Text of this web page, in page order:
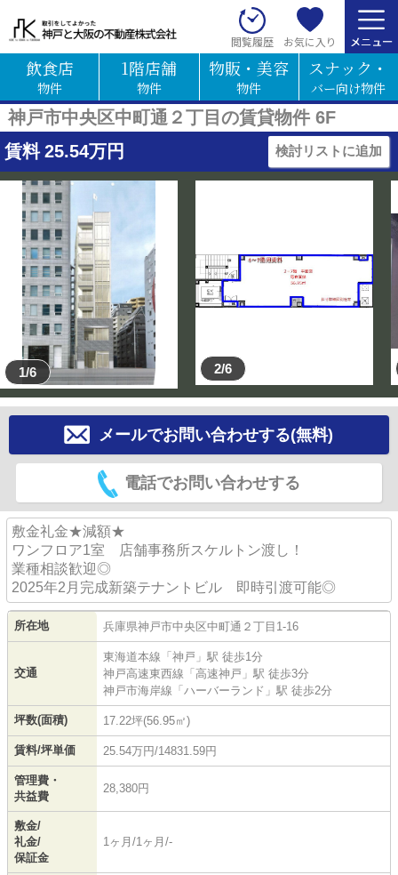
閲覧履歴 お気に入り
飲食店
物件
1階店舗
物件
物販・美容
物件
スナック・
バー向け物件
神戸市中央区中町通２丁目の賃貸物件 6F
賃料 25.54万円 検討リストに追加
1/6 2/6
メールでお問い合わせする(無料)
電話でお問い合わせする
敷金礼金★減額★
ワンフロア1室 店舗事務所スケルトン渡し！
業種相談歓迎◎
2025年2月完成新築テナントビル 即時引渡可能◎
所在地 兵庫県神戸市中央区中町通 ２丁目1-16
交通
東海道本線 「 神戸 」駅 徒歩1分
神戸高速東西線 「 高速神戸 」駅 徒歩3分
神戸市海岸線 「 ハーバーランド 」駅 徒歩2分
坪数(面積) 17.22坪(56.95㎡)
賃料/坪単価 25.54万円/14831.59円
管理費・
共益費
28,380円
敷金/
礼金/
保証金
1ヶ月/1ヶ月/-